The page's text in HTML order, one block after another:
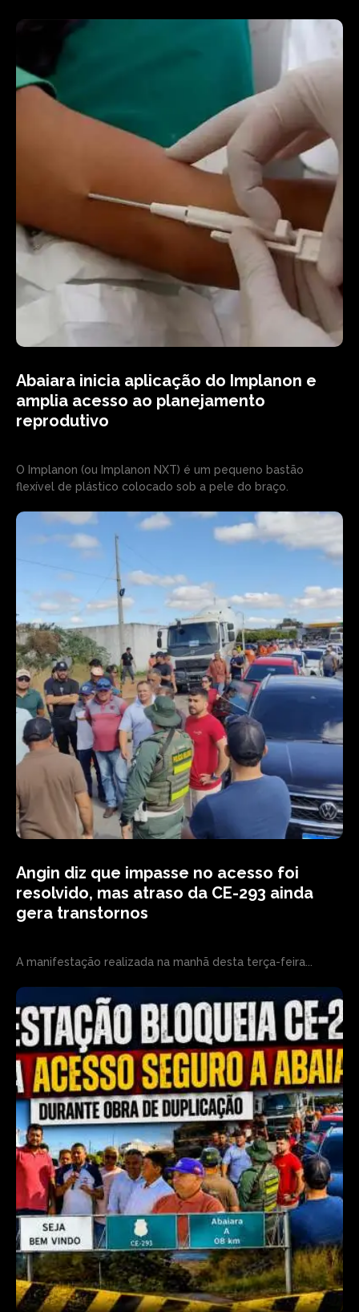
Abaiara inicia aplicação do Implanon e
amplia acesso ao planejamento
reprodutivo
O Implanon (ou Implanon NXT) é um pequeno bastão
flexível de plástico colocado sob a pele do braço.
Angin diz que impasse no acesso foi
resolvido, mas atraso da CE-293 ainda
gera transtornos
A manifestação realizada na manhã desta terça-feira...